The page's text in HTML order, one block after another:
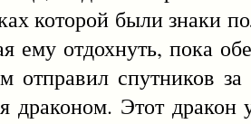
которой были знаки
ему отдохнуть, пока
спутников за
драконом. Этот